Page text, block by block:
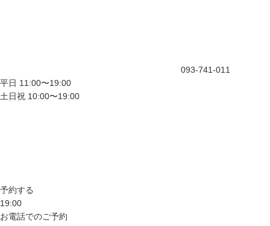
093-741-011
平日 11:00〜19:00
土日祝 10:00〜19:00
予約する
19:00
お電話でのご予約